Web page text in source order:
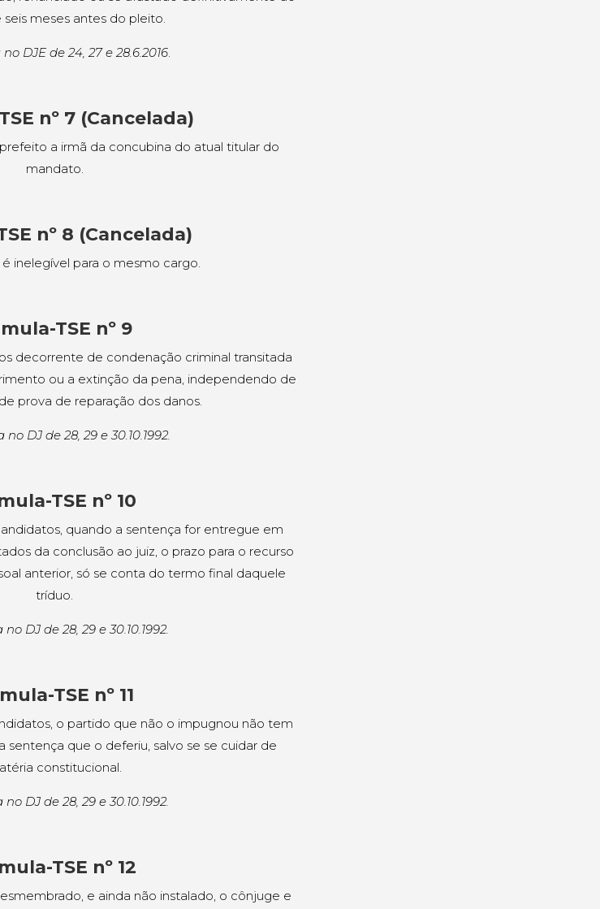
meses antes do pleito.
DJE de 24, 27 e 28.6.2016.
nº 7 (Cancelada)
a irmã da concubina do atual titular do
mandato.
nº 8 (Cancelada)
inelegível para o mesmo cargo.
TSE nº 9
decorrente de condenação criminal transitada
ou a extinção da pena, independendo de
prova de reparação dos danos.
DJ de 28, 29 e 30.10.1992.
TSE nº 10
quando a sentença for entregue em
da conclusão ao juiz, o prazo para o recurso
anterior, só se conta do termo final daquele
tríduo.
DJ de 28, 29 e 30.10.1992.
TSE nº 11
o partido que não o impugnou não tem
sentença que o deferiu, salvo se se cuidar de
constitucional.
DJ de 28, 29 e 30.10.1992.
TSE nº 12
e ainda não instalado, o cônjuge e